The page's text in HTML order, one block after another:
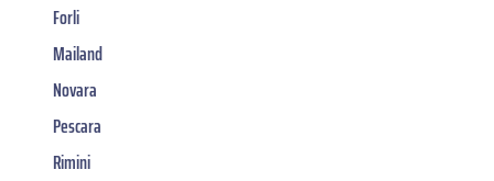
Forli
Mailand
Novara
Pescara
Rimini